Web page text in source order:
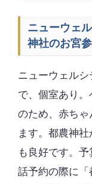
ニューウェ
神社のお宮
ニューウェル
で、個室あり
のため、赤ち
ます。都農神
も良好です。
話予約の際に